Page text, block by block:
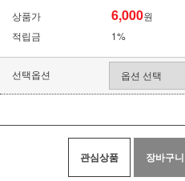
상품가 6,000원
적립금
1%
선택옵션
관심상품 장바구니